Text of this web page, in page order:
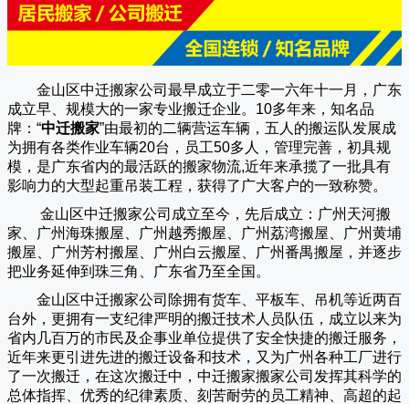
金山区中迁搬家公司 最早成立于二零一六年十一月，广东
成立早、规模大的一家专业搬迁企业。10多年来，知名品
牌：“中迁搬家”由最初的二辆营运车辆，五人的搬运队发展成
为拥有各类作业车辆20台，员工50多人，管理完善，初具规
模，是广东省内的最活跃的搬家物流,近年来承揽了一批具有
影响力的大型起重吊装工程，获得了广大客户的一致称赞。
金山区中迁搬家公司成立至今，先后成立：广州天河搬
家、广州海珠搬屋、广州越秀搬屋、广州荔湾搬屋、广州黄埔
搬屋、广州芳村搬屋、广州白云搬屋、广州番禺搬屋，并逐步
把业务延伸到珠三角、广东省乃至全国。
金山区中迁搬家公司除拥有货车、平板车、吊机等近两百
台外，更拥有一支纪律严明的搬迁技术人员队伍，成立以来为
省内几百万的市民及企事业单位提供了安全快捷的搬迁服务，
近年来更引进先进的搬迁设备和技术，又为广州各种工厂进行
了一次搬迁，在这次搬迁中， 中迁搬家搬家公司发挥其科学的
总体指挥、优秀的纪律素质、刻苦耐劳的员工精神、高超的起